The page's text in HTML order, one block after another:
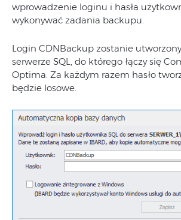
wprowadzenie loginu i hasła
wykonywać zadania backupu.
Login CDNBackup zostanie
serwerze SQL, do którego łączy się
Optima. Za każdym razem hasło
będzie losowe.